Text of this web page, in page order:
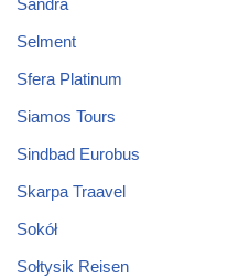
Sandra
Selment
Sfera Platinum
Siamos Tours
Sindbad Eurobus
Skarpa Traavel
Sokół
Sołtysik Reisen